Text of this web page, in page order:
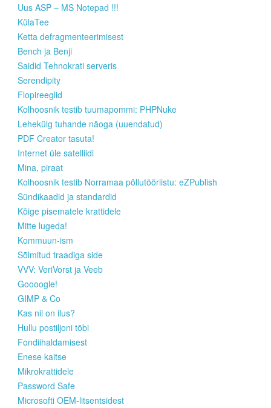
Uus ASP – MS Notepad !!!
KülaTee
Ketta defragmenteerimisest
Bench ja Benji
Saidid Tehnokrati serveris
Serendipity
Flopireeglid
Kolhoosnik testib tuumapommi: PHPNuke
Lehekülg tuhande näoga (uuendatud)
PDF Creator tasuta!
Internet üle satelliidi
Mina, piraat
Kolhoosnik testib Norramaa põllutööriistu: eZPublish
Sündikaadid ja standardid
Kõige pisematele krattidele
Mitte lugeda!
Kommuun-ism
Sõlmitud traadiga side
VVV: VeriVorst ja Veeb
Goooogle!
GIMP & Co
Kas nii on ilus?
Hullu postiljoni tõbi
Fondiihaldamisest
Enese kaitse
Mikrokrattidele
Password Safe
Microsofti OEM-litsentsidest